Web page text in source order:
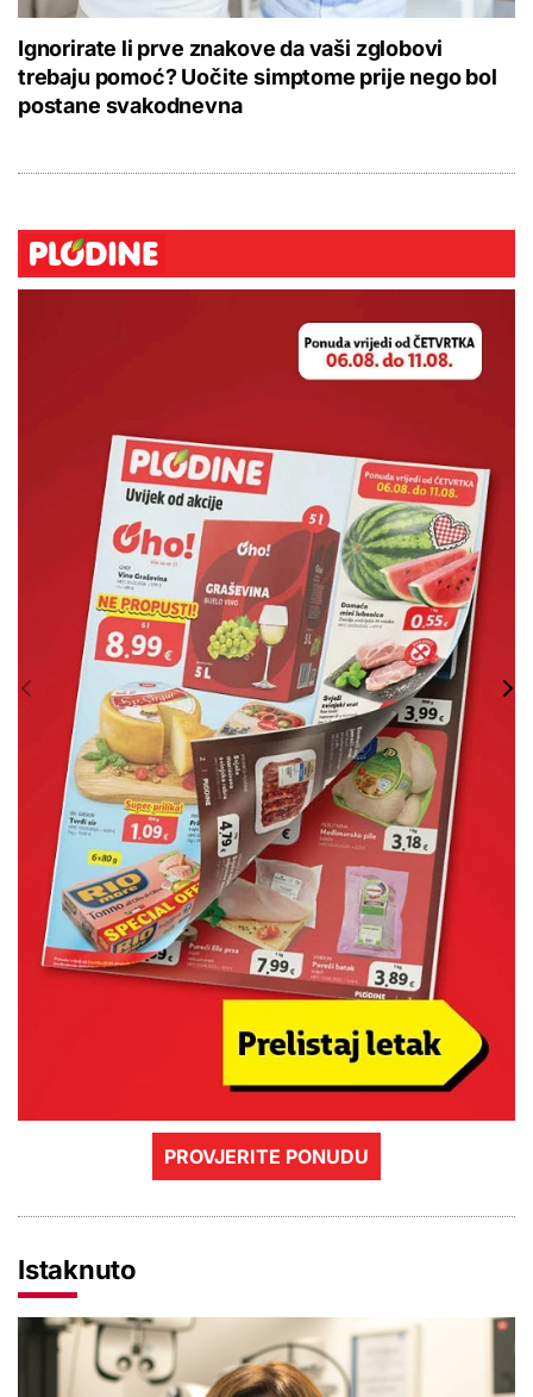
Ignorirate li prve znakove da vaši zglobovi
trebaju pomoć? Uočite simptome prije nego bol
postane svakodnevna
PROVJERITE PONUDU
Istaknuto